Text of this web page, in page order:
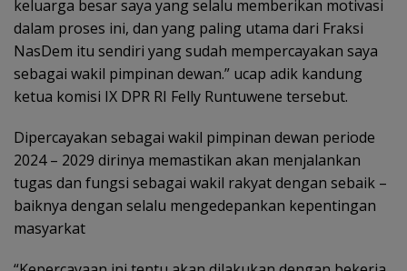
keluarga besar saya yang selalu memberikan motivasi
dalam proses ini, dan yang paling utama dari Fraksi
NasDem itu sendiri yang sudah mempercayakan saya
sebagai wakil pimpinan dewan.” ucap adik kandung
ketua komisi IX DPR RI Felly Runtuwene tersebut.
Dipercayakan sebagai wakil pimpinan dewan periode
2024 – 2029 dirinya memastikan akan menjalankan
tugas dan fungsi sebagai wakil rakyat dengan sebaik –
baiknya dengan selalu mengedepankan kepentingan
masyarkat